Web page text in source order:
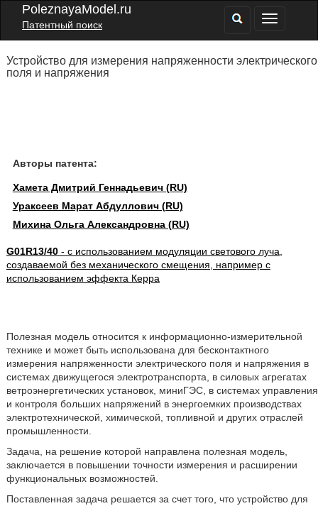
PoleznayaModel.ru
Патентный поиск
Устройство для измерения напряженности электрического
поля и напряжения
Авторы патента:
Хамета Дмитрий Геннадьевич (RU)
Ураксеев Марат Абдуллович (RU)
Михина Ольга Александровна (RU)
G01R13/40- с использованием модуляции светового луча,
создаваемой без механического смещения, например с
использованием эффекта Керра
Полезная модель относится к информационно-измерительной
технике и может быть использована для бесконтактного
измерения напряженности электрического поля и напряжения в
системах движущегося электротранспорта, в силовых агрегатах
ветроэнергетических установок, миниГЭС, в системах управления
и контроля больших напряжений в энергоемких производствах
электротехнической, химической, топливной и других отраслей
промышленности.
Задача, на решение которой направлена полезная модель,
заключается в повышении точности измерения и расширении
функциональных возможностей.
Поставленная задача решается за счет того, что устройство для